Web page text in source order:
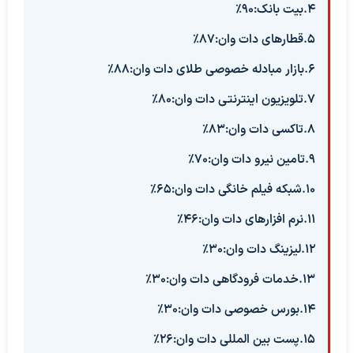
4.بیت بانک:90%
5.قطارهای دات وان:87%
6.بازار مبادله خصوصی طلای دات وان:88%
7.تلویزیون اینترنتی دات وان:80%
8.تاکسی دات وان:83%
9.تامین نیرو دات وان:70%
10.شبکه فیلم خانگی دات وان:65%
11.نرم افزارهای دات وان:46%
12.لیزینگ دات وان:30%
13.خدمات فرودگاهی دات وان:30%
14.بورس خصوصی دات وان:30%
15.پست بین المللی دات وان:26%